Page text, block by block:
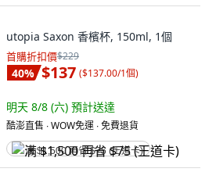
utopia Saxon 香檳杯, 150ml, 1個
首購折扣價$229
40% $137 ($137.00/1個)
明天 8/8 (六) 預計送達
酷澎直售 ∙ WOW免運 ∙ 免費退貨
满 $1,500 再省 $75 (王道卡)